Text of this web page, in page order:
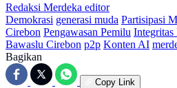
Redaksi Merdeka editor
Demokrasi generasi muda Partisipasi
Cirebon Pengawasan Pemilu Integritas
Bawaslu Cirebon p2p Konten AI
Bagikan
Copy Link